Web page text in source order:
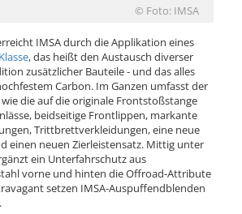
© Foto: IMSA
IMSA durch die Applikation eines
, das heißt den Austausch diverser
zusätzlicher Bauteile - und das alles
Carbon. Im Ganzen umfasst der
die auf die originale Frontstoßstange
beidseitige Frontlippen, markante
Trittbrettverkleidungen, eine neue
einen neuen Zierleistensatz. Mittig unter
ein Unterfahrschutz aus
vorne und hinten die Offroad-Attribute
setzen IMSA-Auspuffendblenden